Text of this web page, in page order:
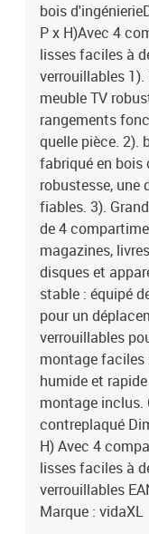
bois
P x H)Avec 4
lisses faciles à
verrouillables
meuble TV
rangements
quelle pièce. 2).
fabriqué en bois
robustesse, une
fiables. 3).
de 4
magazines,
disques et
stable : équipé
pour un
verrouillables
montage
humide et
montage inclus.
contreplaqué
H) Avec 4
lisses faciles à
verrouillables
Marque : vidaXL